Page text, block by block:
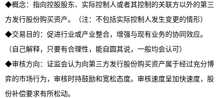
◆概念：指向控股股东、实际控制人或者其控制的关联方以外的第三
方发行股份购买资产。（注：不包括实际控制人发生变更的情形）
◆交易目的：促进行业或产业整合，增强与现有业务的协同效应。
（自己解释，只要有合理性，能自圆其说，一般均会认可）
◆审核方向：证监会认为向第三方发行股份购买资产属于经过充分博
弈的市场行为，审核时持鼓励和宽松态度。审核速度呈加快速度，股
份补偿要求有所松动。